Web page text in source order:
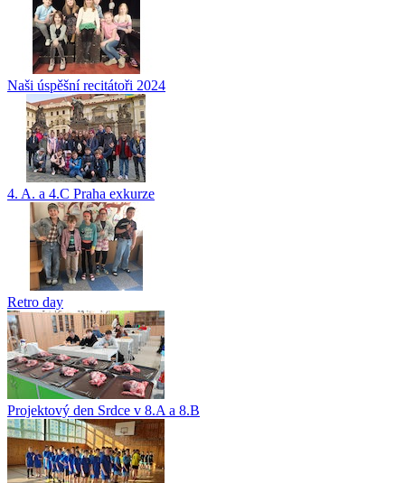
Naši úspěšní recitátoři 2024
4. A. a 4.C Praha exkurze
Retro day
Projektový den Srdce v 8.A a 8.B